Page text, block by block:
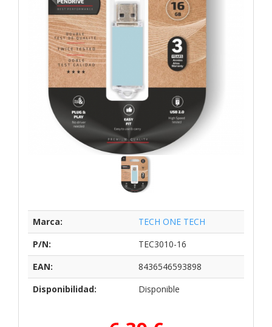
Marca:
TECH ONE TECH
P/N:
TEC3010-16
EAN:
8436546593898
Disponibilidad:
Disponible